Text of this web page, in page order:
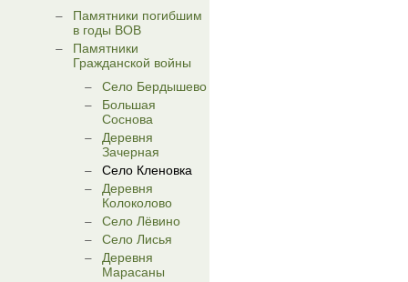
Памятники погибшим
в годы ВОВ
Памятники
Гражданской войны
Село Бердышево
Большая
Соснова
Деревня
Зачерная
Село Кленовка
Деревня
Колоколово
Село Лёвино
Село Лисья
Деревня
Марасаны